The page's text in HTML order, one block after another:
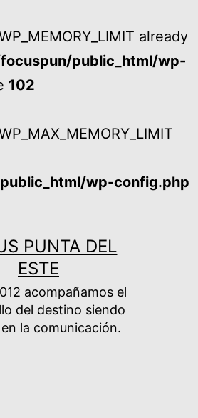
already
public_html/wp-
102
wp-config.php
PUNTA DEL
ESTE
acompañamos el
del destino siendo
la comunicación.